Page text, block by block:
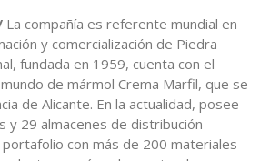
La compañía es referente mundial en
y comercialización de Piedra
fundada en 1959, cuenta con el
de mármol Crema Marfil, que se
de Alicante. En la actualidad, posee
y 29 almacenes de distribución
con más de 200 materiales